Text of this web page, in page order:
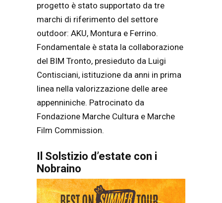
progetto è stato supportato da tre
marchi di riferimento del settore
outdoor: AKU, Montura e Ferrino.
Fondamentale è stata la collaborazione
del BIM Tronto, presieduto da Luigi
Contisciani, istituzione da anni in prima
linea nella valorizzazione delle aree
appenniniche. Patrocinato da
Fondazione Marche Cultura e Marche
Film Commission.
Il Solstizio d’estate con i
Nobraino